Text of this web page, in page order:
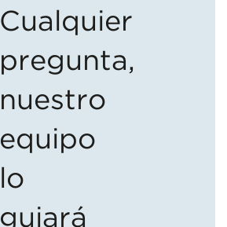
Cualquier
pregunta,
nuestro
equipo
lo
guiará